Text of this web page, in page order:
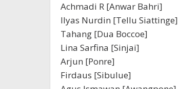
Achmadi R [Anwar Bahri]
Ilyas Nurdin [Tellu Siattinge]
Tahang [Dua Boccoe]
Lina Sarfina [Sinjai]
Arjun [Ponre]
Firdaus [Sibulue]